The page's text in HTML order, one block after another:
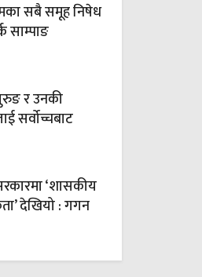
सबै समूह निषेध
साम्पाङ
र उनकी
सर्वोच्चबाट
‘शासकीय
देखियो : गगन